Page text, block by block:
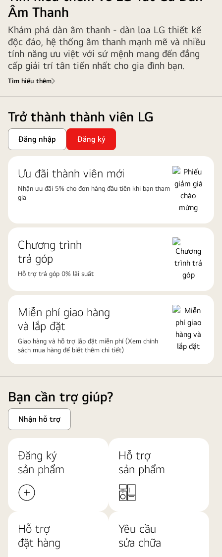
Âm Thanh
Khám phá dàn âm thanh - dàn loa LG thiết kế
độc đáo, hệ thống âm thanh mạnh mẽ và nhiều
tính năng ưu việt với sứ mệnh mang đến đẳng
cấp giải trí tân tiến nhất cho gia đình bạn.
Tìm hiểu thêm
Trở thành thành viên LG
Đăng nhập Đăng ký
Ưu đãi thành viên mới
Nhận ưu đãi 5% cho đơn hàng đầu tiên khi bạn tham
gia
Chương trình
trả góp
Hỗ trợ trả góp 0% lãi suất
Miễn phí giao hàng
và lắp đặt
Giao hàng và hỗ trợ lắp đặt miễn phí (Xem chính
sách mua hàng để biết thêm chi tiết)
Bạn cần trợ giúp?
Nhận hỗ trợ
Đăng ký
sản phẩm
Hỗ trợ
sản phẩm
Hỗ trợ
đặt hàng
Yêu cầu
sửa chữa